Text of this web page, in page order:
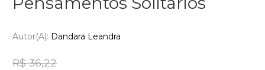
Autor(a): Dandara Leandra
R$ 36,22